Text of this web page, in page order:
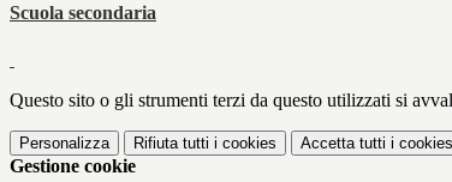
Scuola secondaria
Questo sito o gli strumenti terzi da questo utilizzati si
Personalizza Rifiuta tutti i cookies Accetta tutti i cookies
Gestione cookie